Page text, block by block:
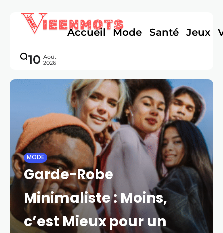
Accueil Mode Santé Jeux
10 Août
2026
MODE
Garde-Robe
Minimaliste : Moins,
c’est Mieux pour un